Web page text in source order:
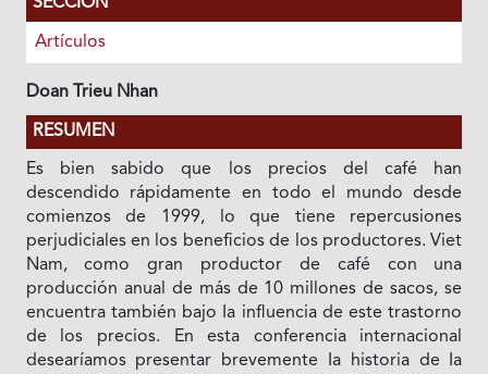
Artículos
Doan Trieu Nhan
RESUMEN
Es bien sabido que los precios del café han
descendido rápidamente en todo el mundo desde
comienzos de 1999, lo que tiene repercusiones
perjudiciales en los beneficios de los productores. Viet
Nam, como gran productor de café con una
producción anual de más de 10 millones de sacos, se
encuentra también bajo Ia influencia de este trastorno
de los precios. En esta conferencia internacional
desearíamos presentar brevemente Ia historia de Ia